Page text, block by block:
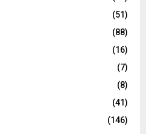
(51)
(88)
(16)
(7)
(8)
(41)
(146)